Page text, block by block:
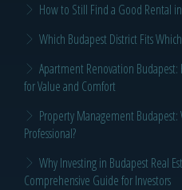
How to Still Find a Good Rental
Which Budapest District Fits
Apartment Renovation
for Value and Comfort
Property Management
Professional?
Why Investing in Budapest Real
Comprehensive Guide for Investors